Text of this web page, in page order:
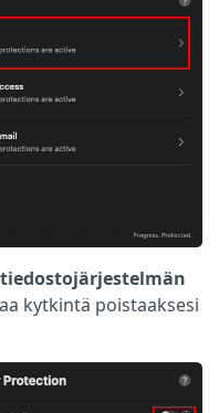
kytkintä poistaaksesi